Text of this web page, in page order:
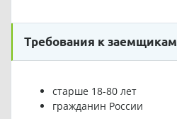
Требования к заемщикам
старше 18-80 лет
гражданин России